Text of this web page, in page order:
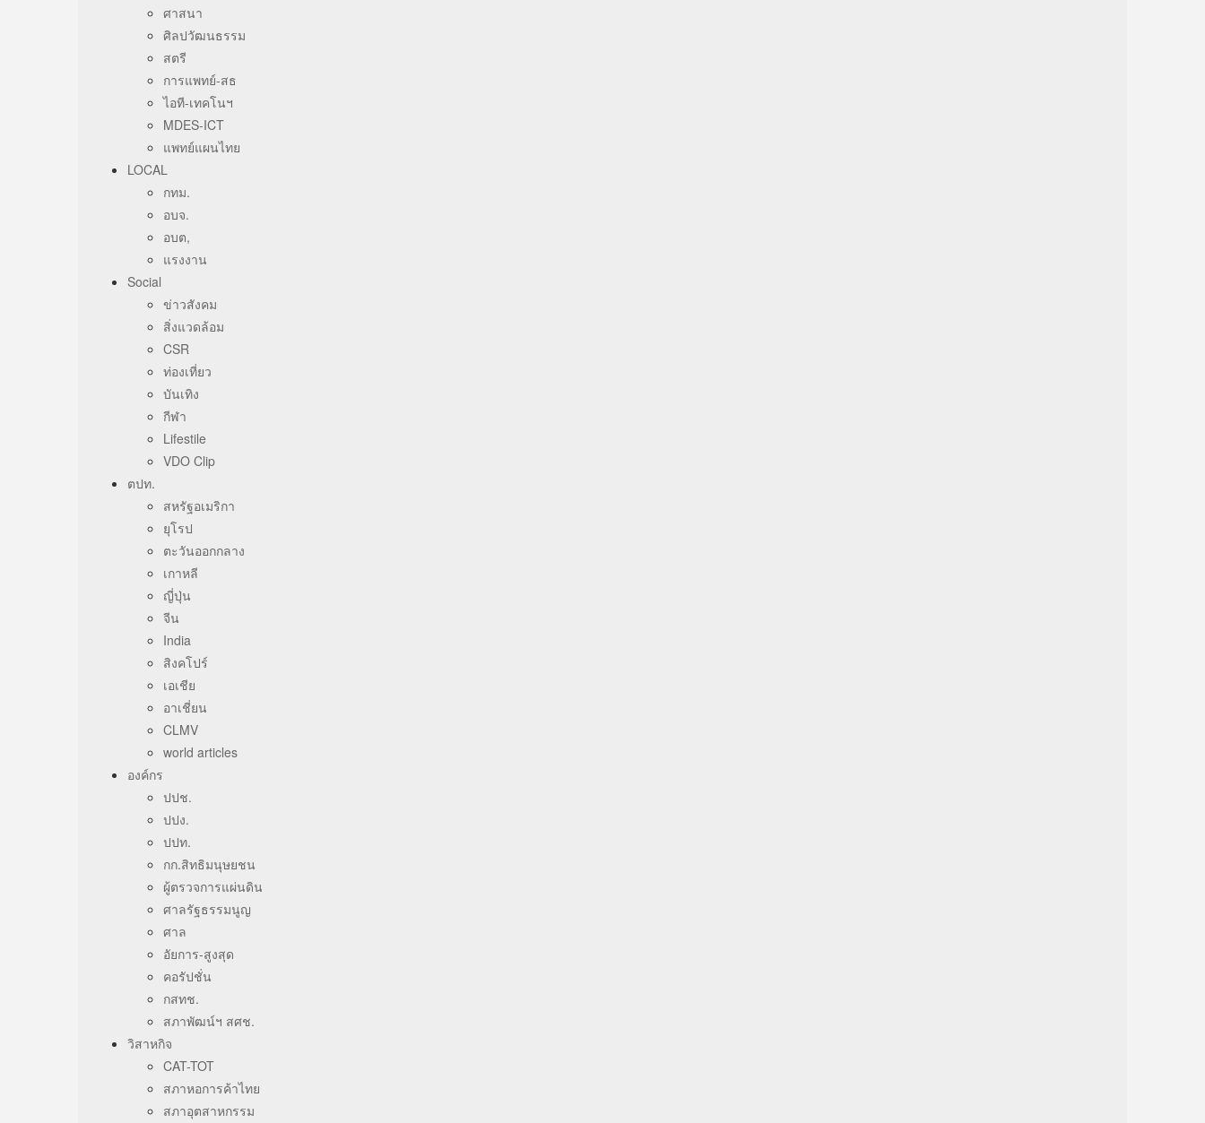
ศาสนา
ศิลปวัฒนธรรม
สตรี
การแพทย์-สธ
ไอที-เทคโนฯ
MDES-ICT
แพทย์แผนไทย
LOCAL
กทม.
อบจ.
อบต,
แรงงาน
Social
ข่าวสังคม
สิ่งแวดล้อม
CSR
ท่องเที่ยว
บันเทิง
กีฬา
Lifestile
VDO Clip
ตปท.
สหรัฐอเมริกา
ยุโรป
ตะวันออกกลาง
เกาหลี
ญี่ปุ่น
จีน
India
สิงคโปร์
เอเชีย
อาเชี่ยน
CLMV
world articles
องค์กร
ปปช.
ปปง.
ปปท.
กก.สิทธิมนุษยชน
ผู้ตรวจการแผ่นดิน
ศาลรัฐธรรมนูญ
ศาล
อัยการ-สูงสุด
คอรัปชั่น
กสทช.
สภาพัฒน์ฯ สศช.
วิสาหกิจ
CAT-TOT
สภาหอการค้าไทย
สภาอุตสาหกรรม